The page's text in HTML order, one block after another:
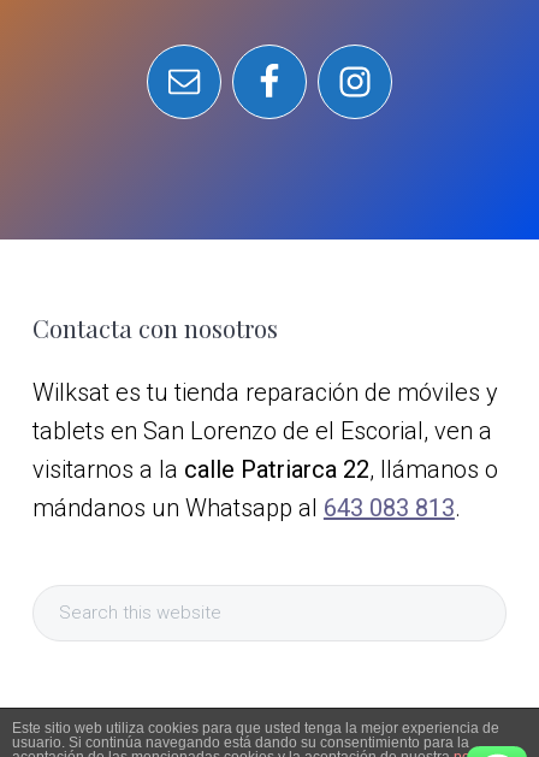
Footer
Contacta con nosotros
Wilksat es tu tienda reparación de móviles y
tablets en San Lorenzo de el Escorial, ven a
visitarnos a la calle Patriarca 22, llámanos o
mándanos un Whatsapp al 643 083 813.
Search
this
Este sitio web utiliza cookies para que usted tenga la mejor experiencia de
usuario. Si continúa navegando está dando su consentimiento para la